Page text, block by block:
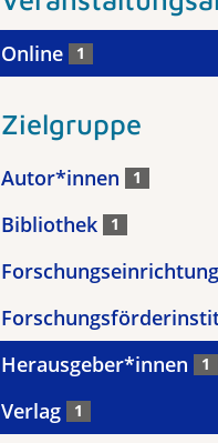
Online 1
Zielgruppe
Autor*innen 1
Bibliothek 1
Forschungseinrichtung
Herausgeber*innen 1
Verlag 1